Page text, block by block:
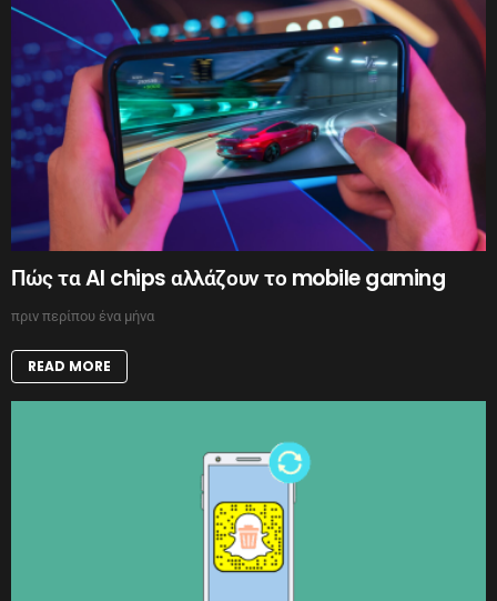
Πώς τα AI chips αλλάζουν το mobile gaming
πριν περίπου ένα μήνα
READ MORE